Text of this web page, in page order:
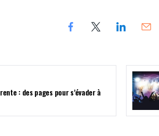
: des pages pour s’évader à